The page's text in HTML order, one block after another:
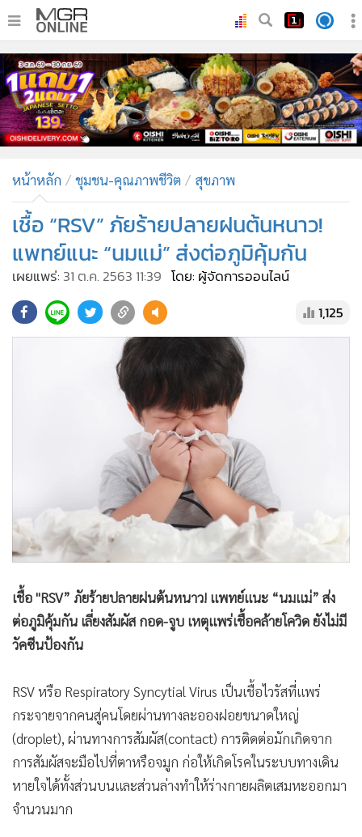
• หน้าหลัก
• ทันเหตุการณ์
• ภาคใต้
• ภูมิภาค
• บันเทิง
ผู้จัดการรายวัน
• คอลัมนิสต์
• ละคร
• Cyber BIZ
• ผู้จัดกวน
Good health & Well-being
Green Innovation & SD
Management & HR
ท่องเที่ยว
• กีฬา
• ต่างประเทศ
• Special Scoop
• เศรษฐกิจ-ธุรกิจ
• จีน
• อาชญากรรม
• Motoring
• เกม
• วิทยาศาสตร์
• SMEs
• หุ้น
หน้าหลัก ชุมชน-คุณภาพชีวิต สุขภาพ
เชื้อ “RSV” ภัยร้ายปลายฝนต้นหนาว!
แพทย์แนะ “นมแม่” ส่งต่อภูมิคุ้มกัน
เผยแพร่: 31 ต.ค. 2563 11:39 โดย: ผู้จัดการออนไลน์
1,125
เชื้อ "RSV” ภัยร้ายปลายฝนต้นหนาว! แพทย์แนะ “นมแม่” ส่ง
ต่อภูมิคุ้มกัน เลี่ยงสัมผัส กอด-จูบ เหตุเเพร่เชื้อคล้ายโควิด ยังไม่มี
วัคซีนป้องกัน
RSV หรือ Respiratory Syncytial Virus เป็นเชื้อไวรัสที่แพร่
กระจายจากคนสู่คนโดยผ่านทางละอองฝอยขนาดใหญ่
(droplet), ผ่านทางการสัมผัส(contact) การติดต่อมักเกิดจาก
การสัมผัสจะมือไปที่ตาหรือจมูก ก่อให้เกิดโรคในระบบทางเดิน
หายใจได้ทั้งส่วนบนและส่วนล่างทำให้ร่างกายผลิตเสมหะออกมา
จำนวนมาก